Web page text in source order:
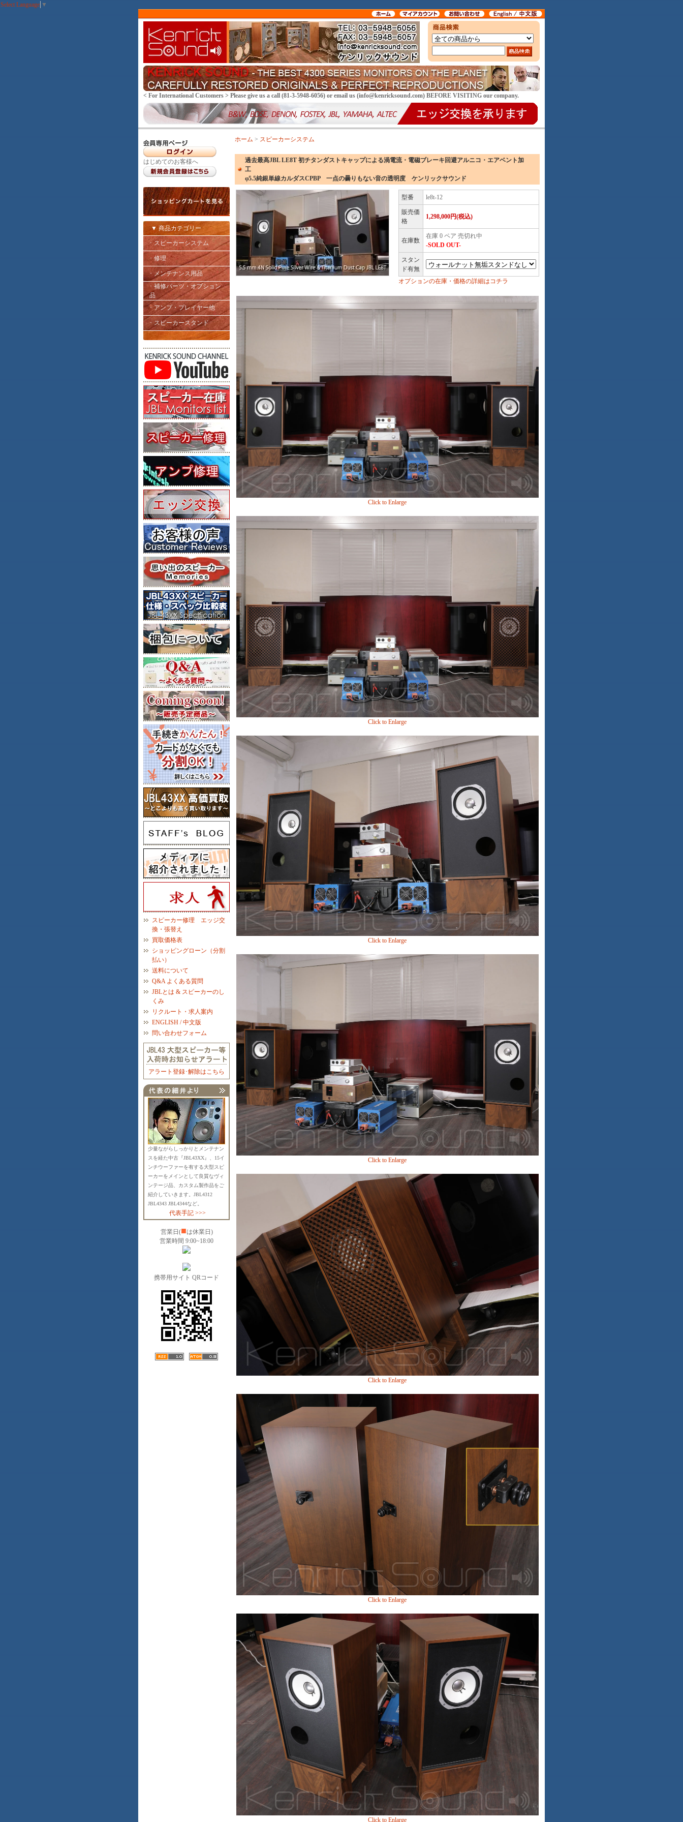
Select Language ▼
< For International Customers > Please give us a call (81-3-5948-6056) or email us (info@kenricksound.com) BEFORE VISITING our company.
はじめてのお客様へ
▼ 商品カテゴリー
･ スピーカーシステム
･ 修理
･ メンテナンス用品
･ 補修パーツ・オプション
品
･ アンプ・プレイヤー他
･ スピーカースタンド
スピーカー修理 エッジ交
換・張替え
買取価格表
ショッピングローン（分割
払い）
送料について
Q&A よくある質問
JBLとは & スピーカーのし
くみ
リクルート・求人案内
ENGLISH / 中文版
問い合わせフォーム
アラート登録･解除はこちら
少量ながらしっかりとメンテナン
スを経た中古『JBL43XX』、15イ
ンチウーファーを有する大型スピ
ーカーをメインとして良質なヴィ
ンテージ品、カスタム製作品をご
紹介していきます。JBL4312
JBL4343 JBL4344など。
代表手記 >>>
営業日(■は休業日)
営業時間 9:00~18:00
携帯用サイト QRコード
ホーム > スピーカーシステム
過去最高JBL LE8T 初チタンダストキャップによる渦電流・電磁ブレーキ回避アルニコ・エアベント加
工
φ5.5純銀単線カルダスCPBP 一点の曇りもない音の透明度 ケンリックサウンド
型番 le8t-12
販売価
格
1,298,000円(税込)
在庫数
在庫 0 ペア 売切れ中
-SOLD OUT-
スタン
ド有無
オプションの在庫・価格の詳細はコチラ
Click to Enlarge
Click to Enlarge
Click to Enlarge
Click to Enlarge
Click to Enlarge
Click to Enlarge
Click to Enlarge